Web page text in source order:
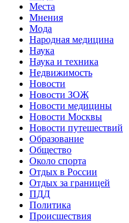
Места
Мнения
Мода
Народная медицина
Наука
Наука и техника
Недвижимость
Новости
Новости ЗОЖ
Новости медицины
Новости Москвы
Новости путешествий
Образование
Общество
Около спорта
Отдых в России
Отдых за границей
ПДД
Политика
Происшествия